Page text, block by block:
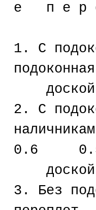
е п е р
1. С
доской
2. С
0.6
доской
3. Без